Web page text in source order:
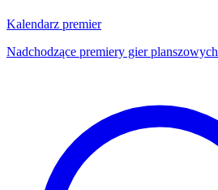
Kalendarz premier
Nadchodzące premiery gier planszowych